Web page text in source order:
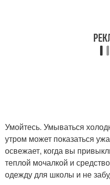
Умойтесь. Умываться
утром может показаться
освежает, когда вы
теплой мочалкой и
одежду для школы и не